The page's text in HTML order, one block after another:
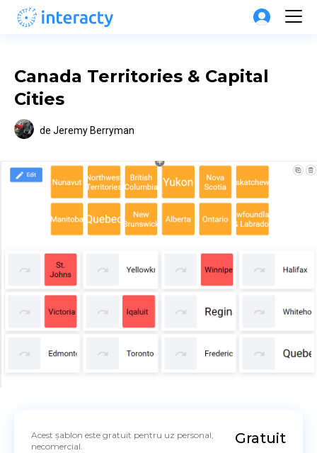
Canada Territories & Capital
Cities
de Jeremy Berryman
Acest șablon este gratuit pentru uz personal,
necomercial.
Gratuit